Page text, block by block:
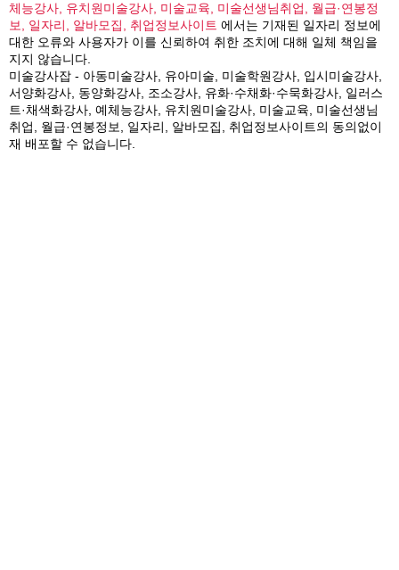
체능강사, 유치원미술강사, 미술교육, 미술선생님취업, 월급·연봉정
보, 일자리, 알바모집, 취업정보사이트 에서는 기재된 일자리 정보에
대한 오류와 사용자가 이를 신뢰하여 취한 조치에 대해 일체 책임을
지지 않습니다.
미술강사잡 - 아동미술강사, 유아미술, 미술학원강사, 입시미술강사,
서양화강사, 동양화강사, 조소강사, 유화·수채화·수묵화강사, 일러스
트·채색화강사, 예체능강사, 유치원미술강사, 미술교육, 미술선생님
취업, 월급·연봉정보, 일자리, 알바모집, 취업정보사이트의 동의없이
재 배포할 수 없습니다.